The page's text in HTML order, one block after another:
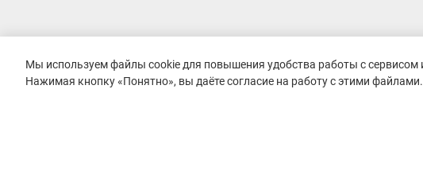
Мы используем файлы cookie для повышения удобства работы с сервисом
Нажимая кнопку «Понятно», вы даёте согласие на работу с этими файлами.